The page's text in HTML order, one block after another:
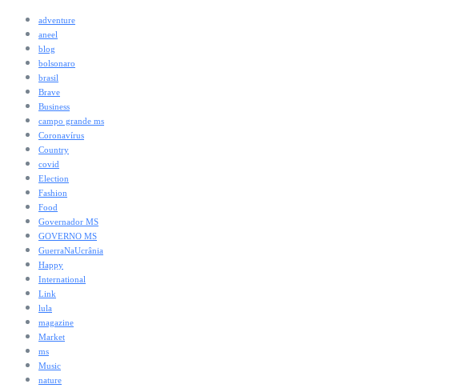
adventure
aneel
blog
bolsonaro
brasil
Brave
Business
campo grande ms
Coronavírus
Country
covid
Election
Fashion
Food
Governador MS
GOVERNO MS
GuerraNaUcrânia
Happy
International
Link
lula
magazine
Market
ms
Music
nature